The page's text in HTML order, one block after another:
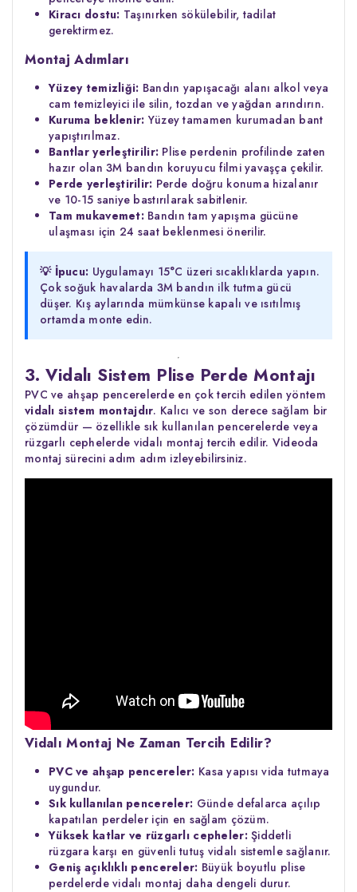
Kiracı dostu: Taşınırken sökülebilir, tadilat
gerektirmez.
Montaj Adımları
Yüzey temizliği: Bandın yapışacağı alanı alkol veya
cam temizleyici ile silin, tozdan ve yağdan arındırın.
Kuruma beklenir: Yüzey tamamen kurumadan bant
yapıştırılmaz.
Bantlar yerleştirilir: Plise perdenin profilinde zaten
hazır olan 3M bandın koruyucu filmi yavaşça çekilir.
Perde yerleştirilir: Perde doğru konuma hizalanır
ve 10-15 saniye bastırılarak sabitlenir.
Tam mukavemet:Bandın tam yapışma gücüne
ulaşması için 24 saat beklenmesi önerilir.
💡 İpucu: Uygulamayı 15°C üzeri sıcaklıklarda yapın.
Çok soğuk havalarda 3M bandın ilk tutma gücü
düşer. Kış aylarında mümkünse kapalı ve ısıtılmış
ortamda monte edin.
3. Vidalı Sistem Plise Perde Montajı
PVC ve ahşap pencerelerde en çok tercih edilen yöntem
vidalı sistem montajdır. Kalıcı ve son derece sağlam bir
çözümdür — özellikle sık kullanılan pencerelerde veya
rüzgarlı cephelerde vidalı montaj tercih edilir. Videoda
montaj sürecini adım adım izleyebilirsiniz.
Vidalı Montaj Ne Zaman Tercih Edilir?
PVC ve ahşap pencereler: Kasa yapısı vida tutmaya
uygundur.
Sık kullanılan pencereler: Günde defalarca açılıp
kapatılan perdeler için en sağlam çözüm.
Yüksek katlar ve rüzgarlı cepheler:Şiddetli
rüzgara karşı en güvenli tutuş vidalı sistemle sağlanır.
Geniş açıklıklı pencereler: Büyük boyutlu plise
perdelerde vidalı montaj daha dengeli durur.